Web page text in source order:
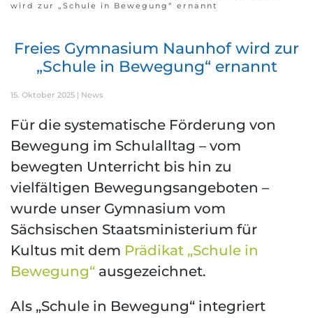
wird zur „Schule in Bewegung“ ernannt
Freies Gymnasium Naunhof wird zur
„Schule in Bewegung“ ernannt
15. Oktober 2025 | News
Für die systematische Förderung von
Bewegung im Schulalltag – vom
bewegten Unterricht bis hin zu
vielfältigen Bewegungsangeboten –
wurde unser Gymnasium vom
Sächsischen Staatsministerium für
Kultus mit dem Prädikat „Schule in
Bewegung“ ausgezeichnet.
Als „Schule in Bewegung“ integriert